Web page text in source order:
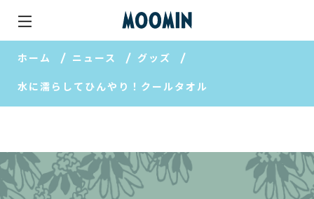
ホーム ニュース グッズ
水に濡らしてひんやり！クールタオル